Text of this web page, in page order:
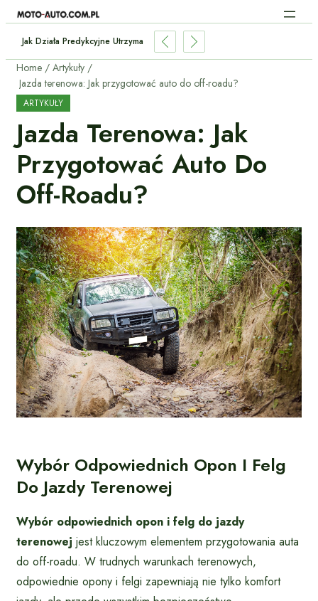
Jak Działa Predykcyjne Utrzymanie Samochodu Dzięki AI?
Home
Artykuły
Jazda terenowa: Jak przygotować auto do off-roadu?
ARTYKUŁY
Jazda Terenowa: Jak
Przygotować Auto Do
Off-Roadu?
Wybór Odpowiednich Opon I Felg
Do Jazdy Terenowej
Wybór odpowiednich opon i felg do jazdy
terenowej jest kluczowym elementem przygotowania auta
do off-roadu. W trudnych warunkach terenowych,
odpowiednie opony i felgi zapewniają nie tylko komfort